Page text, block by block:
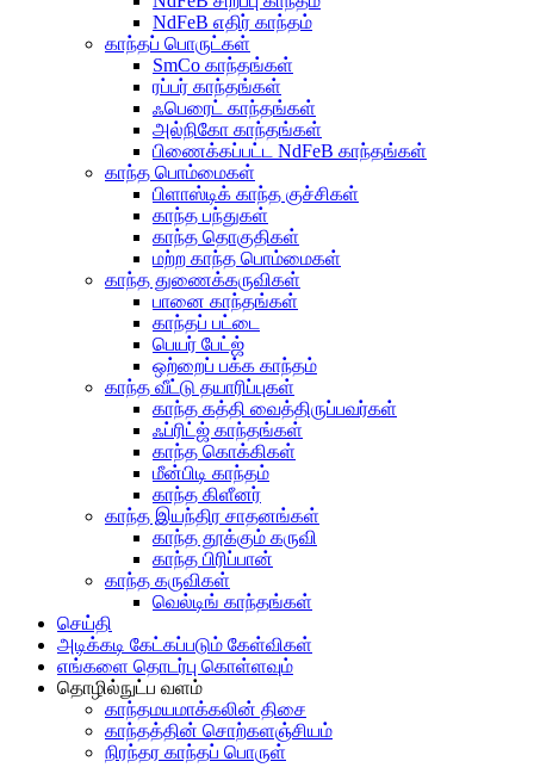
NdFeB எதிர் காந்தம்
காந்தப் பொருட்கள்
SmCo காந்தங்கள்
ரப்பர் காந்தங்கள்
ஃபெரைட் காந்தங்கள்
அல்நிகோ காந்தங்கள்
பிணைக்கப்பட்ட NdFeB காந்தங்கள்
காந்த பொம்மைகள்
பிளாஸ்டிக் காந்த குச்சிகள்
காந்த பந்துகள்
காந்த தொகுதிகள்
மற்ற காந்த பொம்மைகள்
காந்த துணைக்கருவிகள்
பானை காந்தங்கள்
காந்தப் பட்டை
பெயர் பேட்ஜ்
ஒற்றைப் பக்க காந்தம்
காந்த வீட்டு தயாரிப்புகள்
காந்த கத்தி வைத்திருப்பவர்கள்
ஃப்ரிட்ஜ் காந்தங்கள்
காந்த கொக்கிகள்
மீன்பிடி காந்தம்
காந்த கிளீனர்
காந்த இயந்திர சாதனங்கள்
காந்த தூக்கும் கருவி
காந்த பிரிப்பான்
காந்த கருவிகள்
வெல்டிங் காந்தங்கள்
செய்தி
அடிக்கடி கேட்கப்படும் கேள்விகள்
எங்களை தொடர்பு கொள்ளவும்
தொழில்நுட்ப வளம்
காந்தமயமாக்கலின் திசை
காந்தத்தின் சொற்களஞ்சியம்
நிரந்தர காந்தப் பொருள்